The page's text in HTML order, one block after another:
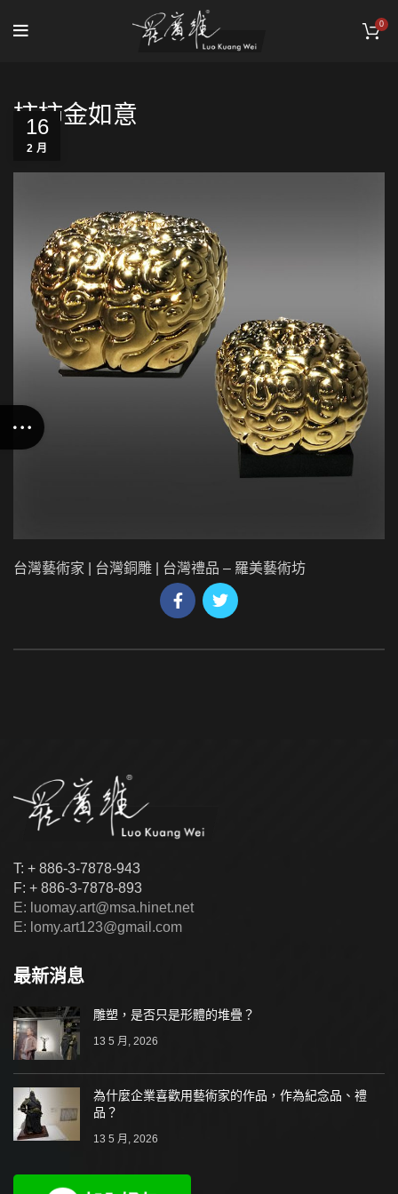
0
柿柿金如意
16
2 月
台灣藝術家 | 台灣銅雕 | 台灣禮品 – 羅美藝術坊
T: + 886-3-7878-943
F: + 886-3-7878-893
E: luomay.art@msa.hinet.net
E: lomy.art123@gmail.com
最新消息
雕塑，是否只是形體的堆疊？
13 5 月, 2026
為什麼企業喜歡用藝術家的作品，作為紀念品、禮
品？
13 5 月, 2026